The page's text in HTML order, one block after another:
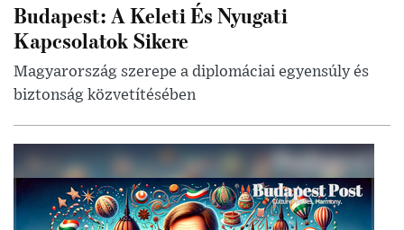
Budapest: A Keleti És Nyugati
Kapcsolatok Sikere
Magyarország szerepe a diplomáciai egyensúly és
biztonság közvetítésében